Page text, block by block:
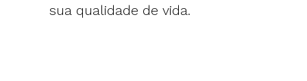
sua qualidade de vida.